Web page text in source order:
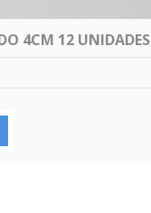
4CM 12 UNIDADES